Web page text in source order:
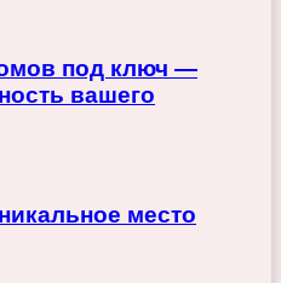
под ключ —
вашего
место